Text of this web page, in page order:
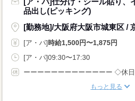
[ア・パ]仕分け・シール貼り、
品出し(ピッキング)
[勤務地]/大阪府大阪市城東区 /
[ア・パ]時給1,500円〜1,875円
[ア・パ]09:30〜17:30
もっと見る